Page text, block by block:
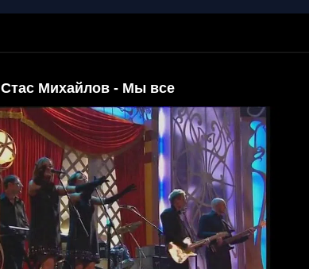
Стас Михайлов - Мы все